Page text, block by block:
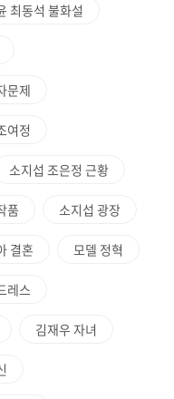
최동석 불화설
문제
여정
소지섭 조은정 근황
품 소지섭 광장
결혼 모델 정혁
레스
김재우 자녀